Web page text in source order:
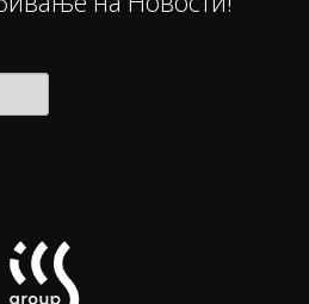
на Новости!